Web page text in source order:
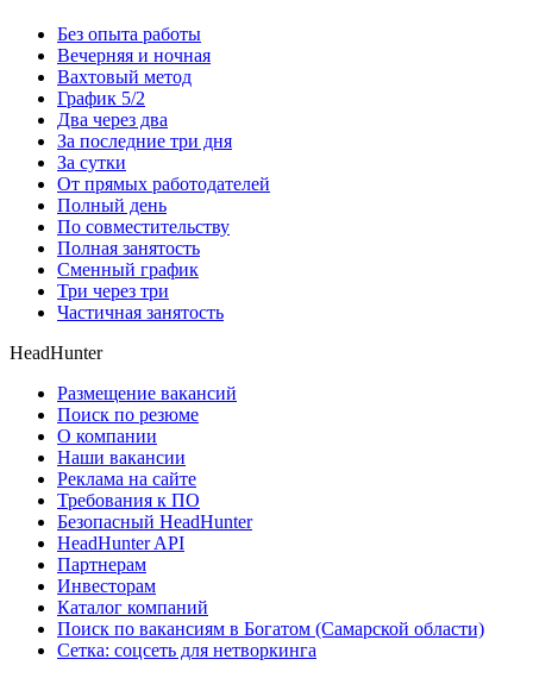
Без опыта работы
Вечерняя и ночная
Вахтовый метод
График 5/2
Два через два
За последние три дня
За сутки
От прямых работодателей
Полный день
По совместительству
Полная занятость
Сменный график
Три через три
Частичная занятость
HeadHunter
Размещение вакансий
Поиск по резюме
О компании
Наши вакансии
Реклама на сайте
Требования к ПО
Безопасный HeadHunter
HeadHunter API
Партнерам
Инвесторам
Каталог компаний
Поиск по вакансиям в Богатом (Самарской области)
Сетка: соцсеть для нетворкинга